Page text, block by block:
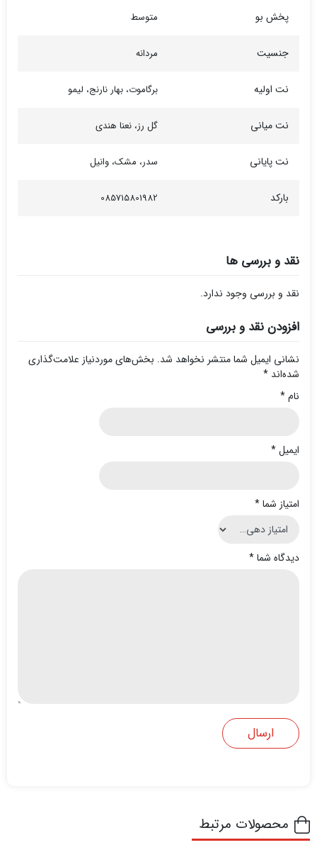
پخش بو متوسط
جنسیت مردانه
نت اولیه برگاموت، بهار نارنج، لیمو
نت میانی گل رز، نعنا هندی
نت پایانی سدر، مشک، وانیل
بارکد 085715801982
نقد و بررسی ها
نقد و بررسی وجود ندارد.
افزودن نقد و بررسی
نشانی ایمیل شما منتشر نخواهد شد. بخش‌های موردنیاز علامت‌گذاری
شده‌اند *
نام*
ایمیل*
امتیاز شما*
دیدگاه شما*
محصولات مرتبط